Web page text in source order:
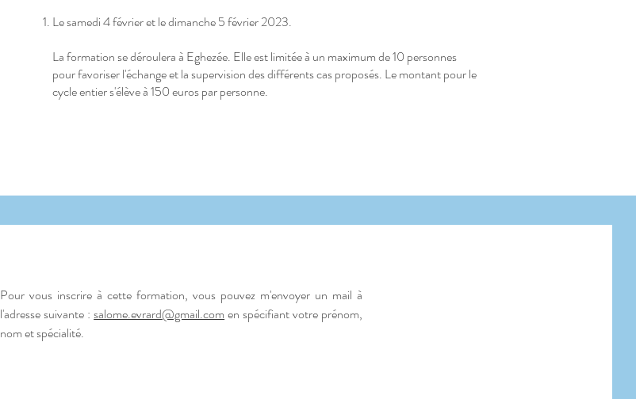
Le samedi 4 février et le dimanche 5 février 2023.
La formation se déroulera à Eghezée. Elle est limitée à un maximum de 10 personnes
pour favoriser l'échange et la supervision des différents cas proposés. Le montant pour le
cycle entier s'élève à 150 euros par personne.
Pour vous inscrire à cette formation, vous pouvez m'envoyer un mail à
l'adresse suivante :salome.evrard@gmail.com en spécifiant votre prénom,
nom et spécialité.